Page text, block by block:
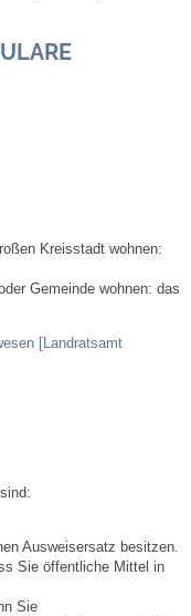
Kreisstadt wohnen:
Gemeinde wohnen: das
[Landratsamt
Ausweisersatz besitzen.
Sie öffentliche Mittel in
Sie